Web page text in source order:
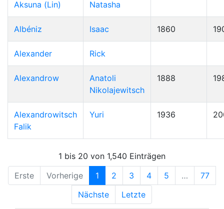
Aksuna (Lin) Natasha
Albéniz Isaac 1860
Alexander Rick
Alexandrow
Anatoli
Nikolajewitsch
1888
Alexandrowitsch
Falik
Yuri 1936
1 bis 20 von 1,540 Einträgen
Erste
Vorherige 1 2 3 4 5 …
77
Nächste
Letzte